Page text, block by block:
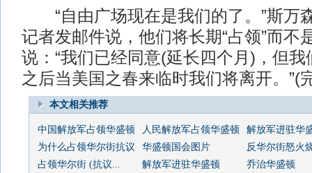
“自由广场现在是我们的了。”斯万
记者发邮件说，他们将长期“占领”而不
说：“我们已经同意(延长四个月)，但
之后当美国之春来临时我们将离开。”(
本文相关推荐
中国解放军占领华盛顿 人民解放军占领华盛顿
解放军进驻华
为什么占领华尔街抗议
华盛顿国会图片
反华尔街怒火
占领华尔街 (抗议...
解放军进驻华盛顿 乔治华盛顿